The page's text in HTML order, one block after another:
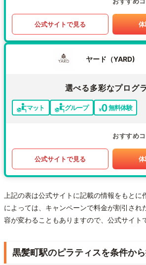
公式サイトで見る
ヤード（YARD)
選べる多彩なプログ
マット グループ 無料体験
おすすめ
公式サイトで見る
上記の表は公式サイトに記載の情報をもとに
によっては、キャンペーンで料金が割引され
容が変わることもありますので、公式サイト
黒髪町駅のピラティスを条件か